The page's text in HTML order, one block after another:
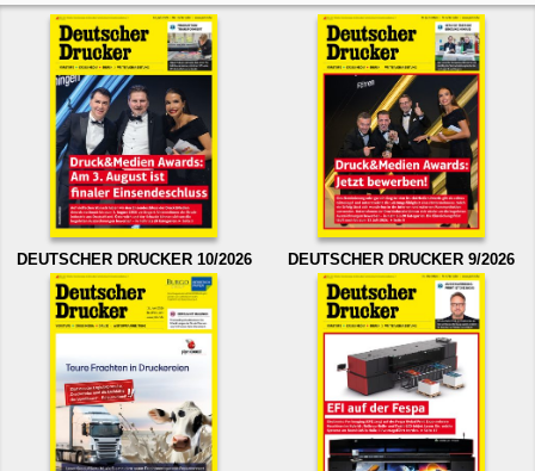
DEUTSCHER DRUCKER 10/2026 DEUTSCHER DRUCKER 9/2026